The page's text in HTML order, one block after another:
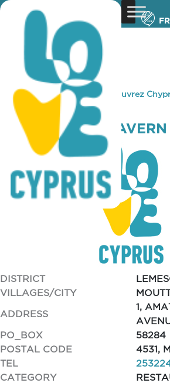
FR
You are here: Home »Découvrez
KYRENIA FISH TAVERN
KYRENIA FISH TAVERN
DISTRICT
VILLAGES/CITY
ADDRESS
1,
PO_BOX
58284
POSTAL CODE
4531,
TEL
CATEGORY